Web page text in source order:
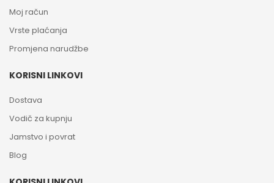
Moj račun
Vrste plaćanja
Promjena narudžbe
KORISNI LINKOVI
Dostava
Vodič za kupnju
Jamstvo i povrat
Blog